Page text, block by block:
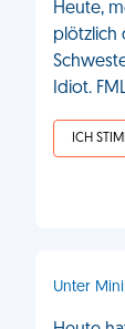
Heute,
plötzlich
Idiot.
Unter